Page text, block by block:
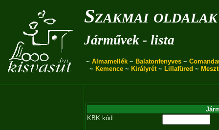
Szakmai oldalak
Járművek - lista
~ Almamellék ~ Balatonfenyves ~
~ Kemence~ Királyrét~ Lillafüred ~
KBK kód: